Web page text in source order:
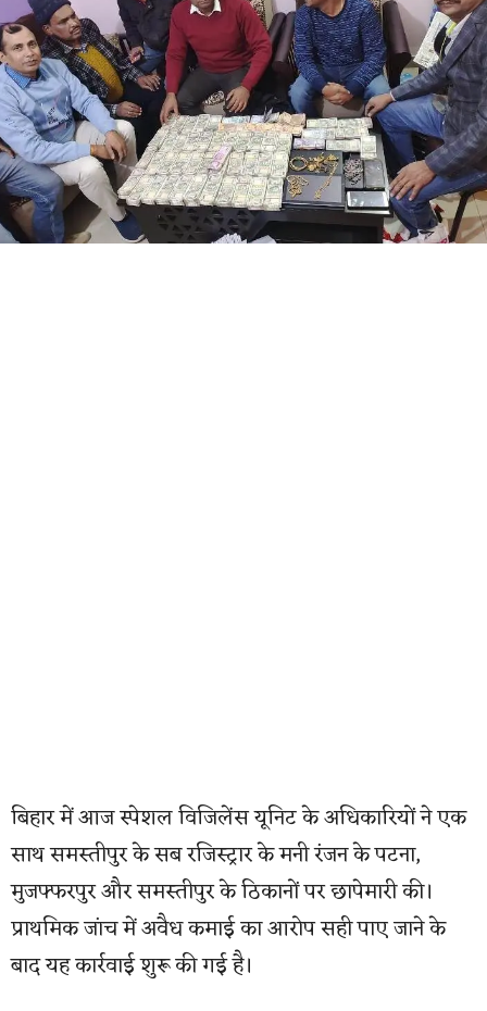
बिहार में आज स्पेशल विजिलेंस यूनिट के अधिकारियों ने एक
साथ समस्तीपुर के सब रजिस्ट्रार के मनी रंजन के पटना,
मुजफ्फरपुर और समस्तीपुर के ठिकानों पर छापेमारी की।
प्राथमिक जांच में अवैध कमाई का आरोप सही पाए जाने के
बाद यह कार्रवाई शुरू की गई है।